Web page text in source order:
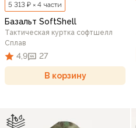
5 313 ₽ × 4 части
Базальт SoftShell
Тактическая куртка софтшелл
Сплав
4,9 27
В корзину